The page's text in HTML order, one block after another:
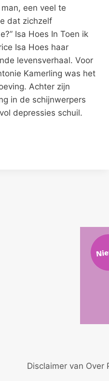
een veel te
dat zichzelf
Isa Hoes In Toen ik
Isa Hoes haar
levensverhaal. Voor
Kamerling was het
Achter zijn
in de schijnwerpers
depressies schuil.
Disclaimer van Over